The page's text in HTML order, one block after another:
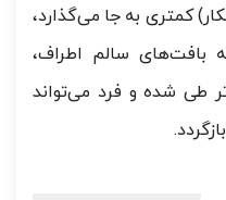
کمتری به جا می‌گذارد،
بافت‌های سالم اطراف،
طی شده و فرد می‌تواند